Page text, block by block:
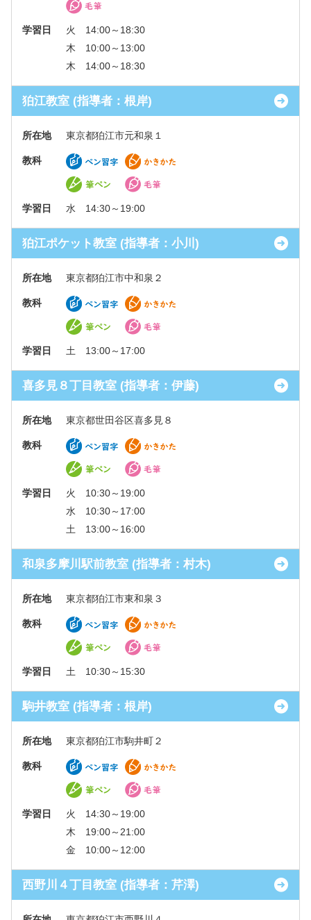
学習日
火 14:00～18:30
木 10:00～13:00
木 14:00～18:30
狛江教室 (指導者：根岸)
所在地 東京都狛江市元和泉１
教科
学習日 水 14:30～19:00
狛江ポケット教室 (指導者：小川)
所在地 東京都狛江市中和泉２
教科
学習日 土 13:00～17:00
喜多見８丁目教室 (指導者：伊藤)
所在地 東京都世田谷区喜多見８
教科
学習日
火 10:30～19:00
水 10:30～17:00
土 13:00～16:00
和泉多摩川駅前教室 (指導者：村木)
所在地 東京都狛江市東和泉３
教科
学習日 土 10:30～15:30
駒井教室 (指導者：根岸)
所在地 東京都狛江市駒井町２
教科
学習日
火 14:30～19:00
木 19:00～21:00
金 10:00～12:00
西野川４丁目教室 (指導者：芹澤)